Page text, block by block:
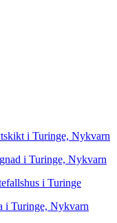
i Turinge, Nykvarn
i Turinge, Nykvarn
i Turinge
i Turinge, Nykvarn